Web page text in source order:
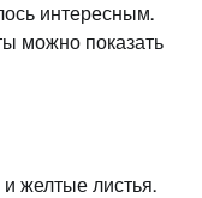
интересным.
можно показать
желтые листья.